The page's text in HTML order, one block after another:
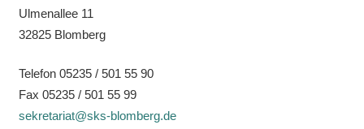
Ulmenallee 11
32825 Blomberg
Telefon 05235 / 501 55 90
Fax 05235 / 501 55 99
sekretariat@sks-blomberg.de